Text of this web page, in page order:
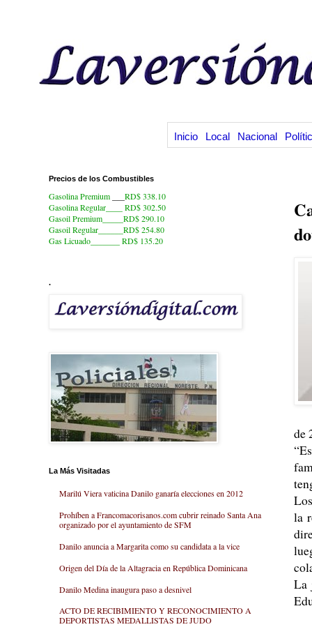
Inicio Local Nacional
de
la
La
Precios de los Combustibles
Gasolina Premium
RD$ 338.10
Gasolina Regular____ RD$ 302.50
Gasoil Premium_____RD$ 290.10
Gasoil Regular______RD$ 254.80
Gas Licuado_______
RD$ 135.20
.
La Más Visitadas
Marilú Viera vaticina Danilo ganaría elecciones en 2012
Prohíben a Francomacorisanos.com cubrir reinado Santa Ana
organizado por el ayuntamiento de SFM
Danilo anuncia a Margarita como su candidata a la vice
Origen del Día de la Altagracia en República Dominicana
Danilo Medina inaugura paso a desnivel
ACTO DE RECIBIMIENTO Y RECONOCIMIENTO A
DEPORTISTAS MEDALLISTAS DE JUDO